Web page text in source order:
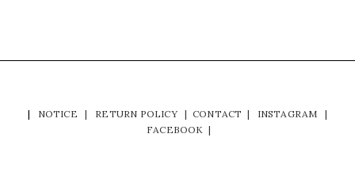
| NOTICE | RETURN POLICY | CONTACT | INSTAGRAM
|
FACEBOOK |